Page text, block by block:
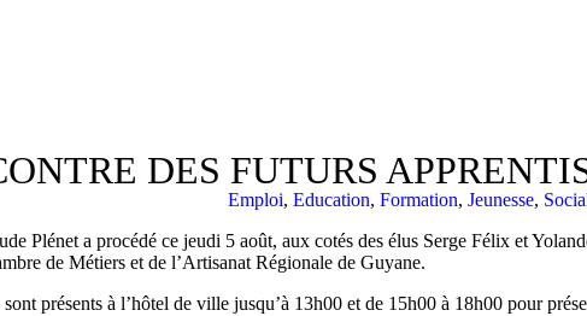
DES FUTURS
Emploi, Education, Formation, Jeunesse,
Plénet a procédé ce jeudi 5 août, aux cotés des élus Serge Félix et
de Métiers et de l’Artisanat Régionale de Guyane.
présents à l’hôtel de ville jusqu’à 13h00 et de 15h00 à 18h00 pour